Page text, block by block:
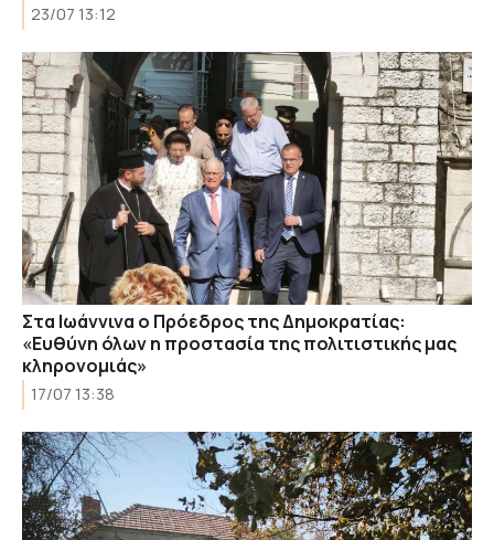
23/07 13:12
Στα Ιωάννινα ο Πρόεδρος της Δημοκρατίας:
«Ευθύνη όλων η προστασία της πολιτιστικής μας
κληρονομιάς»
17/07 13:38